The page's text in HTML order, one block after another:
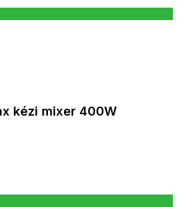
kézi mixer 400W